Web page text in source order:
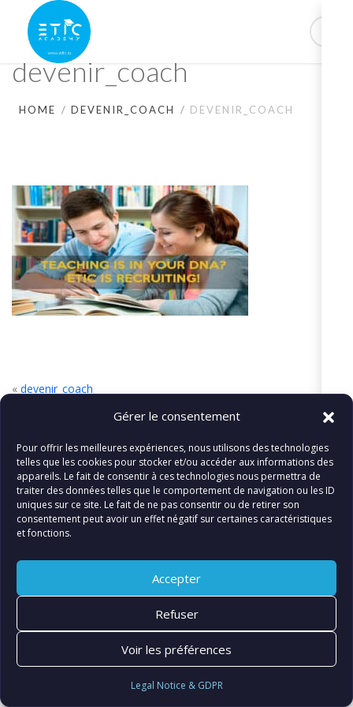
Gérer le consentement
Pour offrir les meilleures expériences, nous utilisons des technologies
telles que les cookies pour stocker et/ou accéder aux informations des
appareils. Le fait de consentir à ces technologies nous permettra de
traiter des données telles que le comportement de navigation ou les ID
uniques sur ce site. Le fait de ne pas consentir ou de retirer son
consentement peut avoir un effet négatif sur certaines caractéristiques
et fonctions.
Accepter
Refuser
Voir les préférences
Legal Notice & GDPR
devenir_coach
HOME DEVENIR_COACH DEVENIR_COACH
« devenir_coach
© FIATLUX INTERNATIONAL SARL